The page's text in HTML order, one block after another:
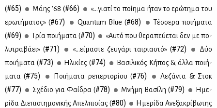
(#65) Μά­ης '68 (#66)
«...για­τί το ποί­η­μα ήταν το ερώ­τη­μα του
ερω­τή­μα­τος» (#67) Quantum Blue (#68)
Τέσ­σε­ρα ποι­ή­μα­τα
(#69) Τρία ποι­ή­μα­τα (#70)
«Αυ­τό που θε­ρα­πεύ­ε­ται δεν με πο­
λυ­τρα­βά­ει» (#71) «…εί­μα­στε ζευ­γά­ρι ται­ρια­στό» (#72)
Δύο
ποι­ή­μα­τα (#73) Ηλι­κί­ες (#74)
Βα­σι­λι­κός Κή­πος & άλ­λα ποι­ή­
μα­τα (#75) Ποι­ή­μα­τα ρε­περ­το­ρί­ου (#76)
Λε­ζά­ντα & Στοκ
(#77) Σχέ­διο για Φαί­δρα (#78) Mνή­μη Βα­σί­λη (#79)
Ημε­
ρί­δα Διε­πι­στη­μο­νι­κής Απελ­πι­σί­ας (#80)
Ημε­ρί­δα Ανε­ξα­κρί­βω­της